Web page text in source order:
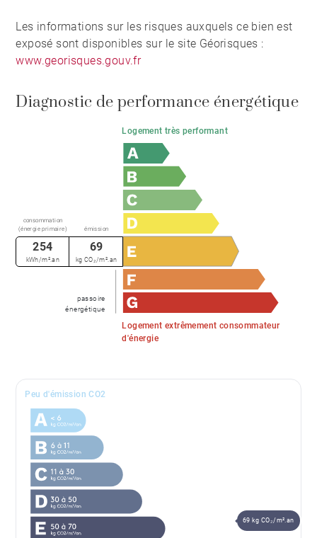
Les informations sur les risques auxquels ce bien est
exposé sont disponibles sur le site Géorisques :
www.georisques.gouv.fr
Diagnostic de performance énergétique
Logement très performant
Logement extrêmement consommateur
d'énergie
passoire
énergétique
consommation
(énergie primaire)
émission
254
kWh/m².an
69
kg CO₂/m².an
Peu d'émission CO2
69 kg CO₂/m².an